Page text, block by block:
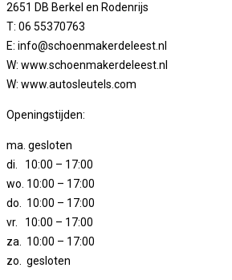
2651 DB Berkel en Rodenrijs
T: 06 55370763
E: info@schoenmakerdeleest.nl
W: www.schoenmakerdeleest.nl
W: www.autosleutels.com
Openingstijden:
ma. gesloten
di. 10:00 – 17:00
wo. 10:00 – 17:00
do. 10:00 – 17:00
vr. 10:00 – 17:00
za. 10:00 – 17:00
zo. gesloten